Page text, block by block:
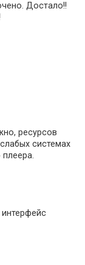
Достало!!
ресурсов
системах